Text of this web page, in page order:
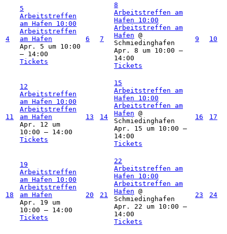
4
5
Arbeitstreffen
am Hafen 10:00
Arbeitstreffen
am Hafen
Apr. 5 um 10:00
– 14:00
Tickets
6 7
8
Arbeitstreffen am
Hafen 10:00
Arbeitstreffen am
Hafen @
Schmiedinghafen
Apr. 8 um 10:00 –
14:00
Tickets
9 10
11
12
Arbeitstreffen
am Hafen 10:00
Arbeitstreffen
am Hafen
Apr. 12 um
10:00 – 14:00
Tickets
13 14
15
Arbeitstreffen am
Hafen 10:00
Arbeitstreffen am
Hafen @
Schmiedinghafen
Apr. 15 um 10:00 –
14:00
Tickets
16 17
18
19
Arbeitstreffen
am Hafen 10:00
Arbeitstreffen
am Hafen
Apr. 19 um
10:00 – 14:00
Tickets
20 21
22
Arbeitstreffen am
Hafen 10:00
Arbeitstreffen am
Hafen @
Schmiedinghafen
Apr. 22 um 10:00 –
14:00
Tickets
23 24